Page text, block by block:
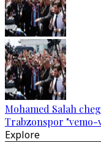
Mohamed Salah
Trabzonspor "vemo-
Explore